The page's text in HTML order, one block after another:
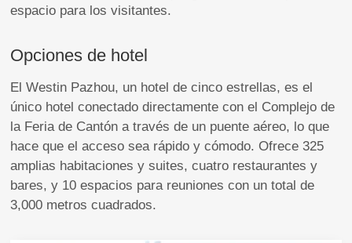
espacio para los visitantes.
Opciones de hotel
El Westin Pazhou, un hotel de cinco estrellas, es el
único hotel conectado directamente con el Complejo de
la Feria de Cantón a través de un puente aéreo, lo que
hace que el acceso sea rápido y cómodo. Ofrece 325
amplias habitaciones y suites, cuatro restaurantes y
bares, y 10 espacios para reuniones con un total de
3,000 metros cuadrados.